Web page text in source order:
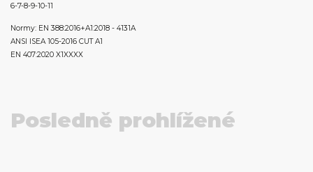
6-7-8-9-10-11
Normy: EN 388:2016+A1:2018 - 4131A
ANSI ISEA 105-2016 CUT A1
EN 407:2020 X1XXXX
Posledně prohlížené